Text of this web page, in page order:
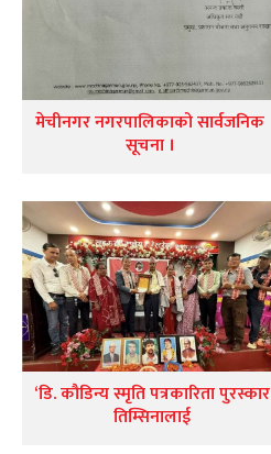
मेचीनगर नगरपालिकाको सार्वजनिक
सूचना ।
‘डि. कौडिन्य स्मृति पत्रकारिता पुरस्कार
तिम्सिनालाई